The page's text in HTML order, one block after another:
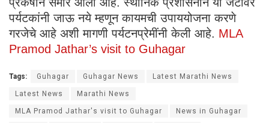
पर्यटकांनी जाऊ नये म्हणून कायमची उपाययोजना करणे
गरजेचे आहे अशी मागणी पर्यटनप्रेमींनी केली आहे. MLA
Pramod Jathar’s visit to Guhagar
Tags: Guhagar Guhagar News Latest Marathi News
Latest News Marathi News
MLA Pramod Jathar's visit to Guhagar News in Guhagar